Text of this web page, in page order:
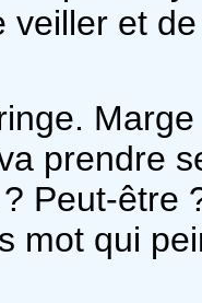
veiller et
prendre
Peut-être
mot qui